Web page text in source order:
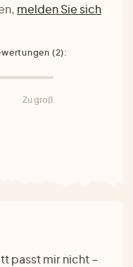
melden Sie sich
(2):
Zu groß
passt mir nicht –